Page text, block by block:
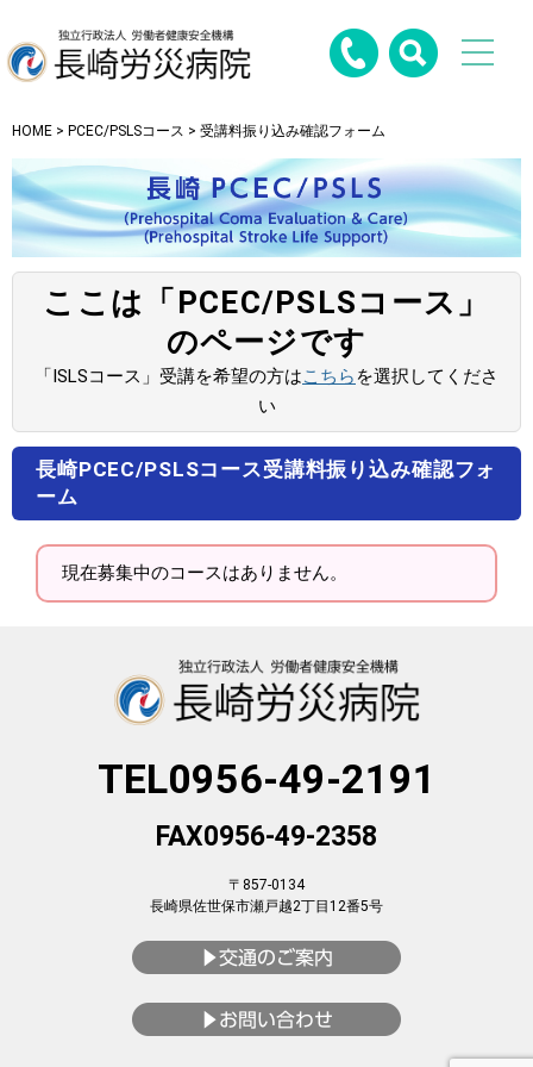
HOME > PCEC/PSLSコース > 受講料振り込み確認フォーム
ここは「PCEC/PSLSコース」
のページです
「ISLSコース」受講を希望の方はこちら を選択してくださ
い
長崎PCEC/PSLSコース受講料振り込み確認フォ
ーム
現在募集中のコースはありません。
TEL0956-49-2191
FAX0956-49-2358
〒857-0134
長崎県佐世保市瀬戸越2丁目12番5号